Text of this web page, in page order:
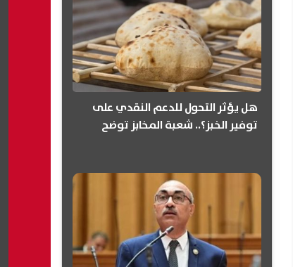
هل يؤثر التحول للدعم النقدي على
توفير الخبز؟.. شعبة المخابز توضح